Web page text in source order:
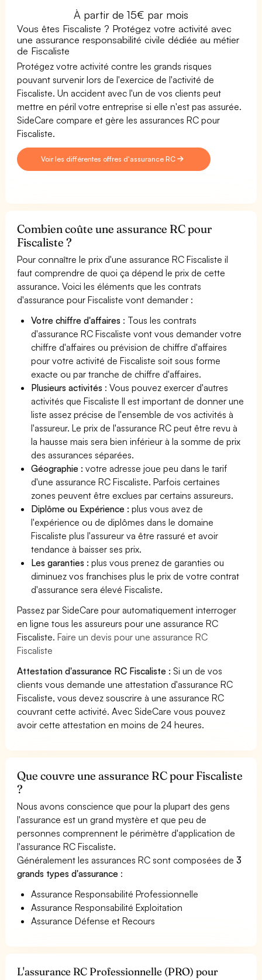
À partir de 15€ par mois
Vous êtes Fiscaliste ? Protégez votre activité avec
une assurance responsabilité civile dédiée au métier
de Fiscaliste
Protégez votre activité contre les grands risques
pouvant survenir lors de l'exercice de l'activité de
Fiscaliste. Un accident avec l'un de vos clients peut
mettre en péril votre entreprise si elle n'est pas assurée.
SideCare compare et gère les assurances RC pour
Fiscaliste.
Voir les différentes offres d'assurance RC
Combien coûte une assurance RC pour
Fiscaliste ?
Pour connaître le prix d'une assurance RC Fiscaliste il
faut comprendre de quoi ça dépend le prix de cette
assurance. Voici les éléments que les contrats
d'assurance pour Fiscaliste vont demander :
Votre chiffre d'affaires : Tous les contrats
d'assurance RC Fiscaliste vont vous demander votre
chiffre d'affaires ou prévision de chiffre d'affaires
pour votre activité de Fiscaliste soit sous forme
exacte ou par tranche de chiffre d'affaires.
Plusieurs activités : Vous pouvez exercer d'autres
activités que Fiscaliste Il est important de donner une
liste assez précise de l'ensemble de vos activités à
l'assureur. Le prix de l'assurance RC peut être revu à
la hausse mais sera bien inférieur à la somme de prix
des assurances séparées.
Géographie :votre adresse joue peu dans le tarif
d'une assurance RC Fiscaliste. Parfois certaines
zones peuvent être exclues par certains assureurs.
Diplôme ou Expérience :plus vous avez de
l'expérience ou de diplômes dans le domaine
Fiscaliste plus l'assureur va être rassuré et avoir
tendance à baisser ses prix.
Les garanties :plus vous prenez de garanties ou
diminuez vos franchises plus le prix de votre contrat
d'assurance sera élevé Fiscaliste.
Passez par SideCare pour automatiquement interroger
en ligne tous les assureurs pour une assurance RC
Fiscaliste.Faire un devis pour une assurance RC
Fiscaliste
Attestation d'assurance RC Fiscaliste : Si un de vos
clients vous demande une attestation d'assurance RC
Fiscaliste, vous devez souscrire à une assurance RC
couvrant cette activité. Avec SideCare vous pouvez
avoir cette attestation en moins de 24 heures.
Que couvre une assurance RC pour Fiscaliste
?
Nous avons conscience que pour la plupart des gens
l'assurance est un grand mystère et que peu de
personnes comprennent le périmètre d'application de
l'assurance RC Fiscaliste.
Généralement les assurances RC sont composées de3
grands types d'assurance :
Assurance Responsabilité Professionnelle
Assurance Responsabilité Exploitation
Assurance Défense et Recours
L'assurance RC Professionnelle (PRO) pour